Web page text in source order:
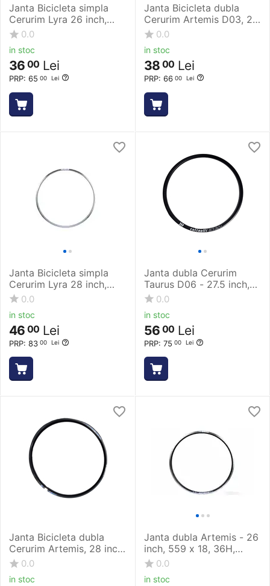
Janta Bicicleta simpla
Cerurim Lyra 26 inch,
559 x 21, 36H, V-Brake,
Argintiu
0.0
in stoc
PRP: 65 00 Lei
36 00 Lei
Janta Bicicleta dubla
Cerurim Artemis D03, 20
inch, V-Brake, 28H,
Negru, fara capse
0.0
in stoc
PRP: 66 00 Lei
38 00 Lei
Janta Bicicleta simpla
Cerurim Lyra 28 inch,
622 x 21, 36H, V-Brake,
Negru
0.0
in stoc
PRP: 83 00 Lei
46 00 Lei
Janta dubla Cerurim
Taurus D06 - 27.5 inch,
Disc, 32H, Negru
0.0
in stoc
PRP: 75 00 Lei
56 00 Lei
Janta Bicicleta dubla
Cerurim Artemis, 28 inch,
622 x 18, 36H, Negru
0.0
in stoc
Janta dubla Artemis - 26
inch, 559 x 18, 36H,
Negru
0.0
in stoc